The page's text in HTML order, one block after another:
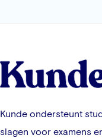
Kunde ondersteunt
slagen voor examens